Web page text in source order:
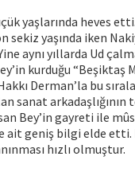
yaşlarında heves
sekiz yaşında iken
aynı yıllarda Ud
kurduğu “Beşiktaş
Derman’la bu
sanat
Bey’in gayreti ile
geniş bilgi elde etti.
hızlı olmuştur.